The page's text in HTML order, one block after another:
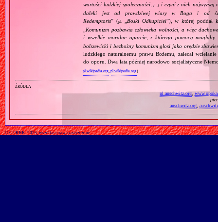
wartości ludzkiej społeczności,[…] i czyni z nich najwyższą
daleki jest od prawdziwej wiary w Boga i od
Redemptoris” (pl. Boski Odkupiciel”), w której poddał
Komunizm pozbawia człowieka wolności, a więc
i wszelkie moralne oparcie, z którego pomocą
bolszewicki i bezbożny komunizm głosi jako orędzie
ludzkiego naturalnemu prawu Bożemu, zalecał
do oporu. Dwa lata później narodowo socjalistyczne
pl.wikipedia.org ,pl.wikipedia.org)
źródła
pl.auschwitz.org,
auschwitz.org,
© GTKRK, 2025, wszelkie prawa zastrzeżone